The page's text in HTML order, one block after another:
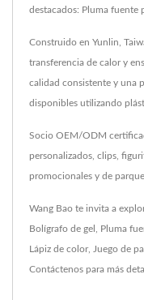
destacados: Pluma fuente
Construido en Yunlin,
transferencia de calor y
calidad consistente y una
disponibles utilizando
Socio OEM/ODM
personalizados, clips,
promocionales y de
Wang Bao te invita a
Bolígrafo de gel , Pluma
Lápiz de color, Juego de
Contáctenos para más